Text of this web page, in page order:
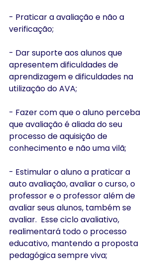
- Praticar a avaliação e não a
verificação;
- Dar suporte aos alunos que
apresentem dificuldades de
aprendizagem e dificuldades na
utilização do AVA;
- Fazer com que o aluno perceba
que avaliação é aliada do seu
processo de aquisição de
conhecimento e não uma vilã;
- Estimular o aluno a praticar a
auto avaliação, avaliar o curso, o
professor e o professor além de
avaliar seus alunos, também se
avaliar.  Esse ciclo avaliativo,
realimentará todo o processo
educativo, mantendo a proposta
pedagógica sempre viva;